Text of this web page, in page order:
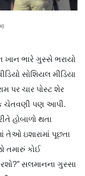
ખાન ભારે ગુસ્સે ભરાયો
સોશિયલ મીડિયા
પર ચાર પોસ્ટ શેર
ચેતવણી પણ આપી.
હોબાળો થતા
તેઓ ઇશારામાં પૂછતા
તમારું કોઈ
સલમાનના ગુસ્સા